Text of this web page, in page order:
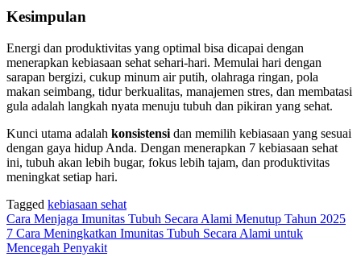
Kesimpulan
Energi dan produktivitas yang optimal bisa dicapai dengan
menerapkan kebiasaan sehat sehari-hari. Memulai hari dengan
sarapan bergizi, cukup minum air putih, olahraga ringan, pola
makan seimbang, tidur berkualitas, manajemen stres, dan membatasi
gula adalah langkah nyata menuju tubuh dan pikiran yang sehat.
Kunci utama adalah konsistensi dan memilih kebiasaan yang sesuai
dengan gaya hidup Anda. Dengan menerapkan 7 kebiasaan sehat
ini, tubuh akan lebih bugar, fokus lebih tajam, dan produktivitas
meningkat setiap hari.
Tagged kebiasaan sehat
Navigasi
pos
Cara Menjaga Imunitas Tubuh Secara Alami Menutup Tahun 2025
7 Cara Meningkatkan Imunitas Tubuh Secara Alami untuk
Mencegah Penyakit